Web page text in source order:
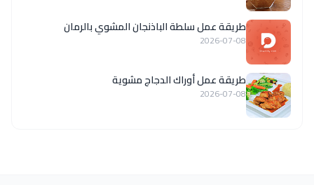
طريقة عمل سلطة الباذنجان المشوي بالرمان
2026-07-08
طريقة عمل أوراك الدجاج مشوية
2026-07-08